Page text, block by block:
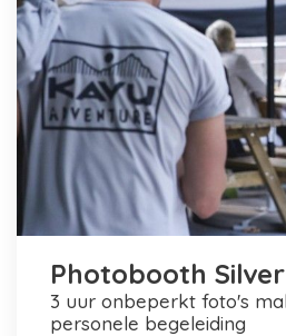
Photobooth Silver
3 uur onbeperkt foto's maken en printen +
personele begeleiding